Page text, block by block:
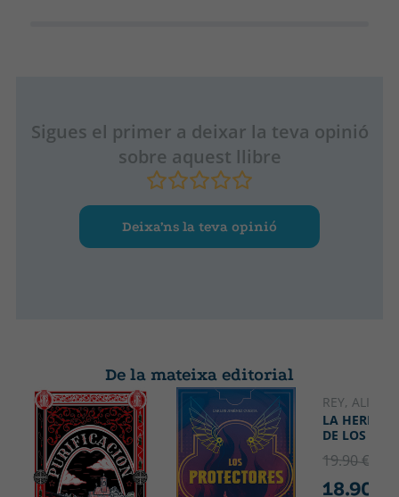
Sigues el primer a deixar la teva opinió
sobre aquest llibre
Deixa’ns la teva opinió
De la mateixa editorial
REY, ALICIA
LA
DE LOS
19.90 €
18.90 €